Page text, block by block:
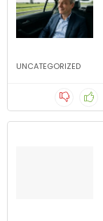
UNCATEGORIZED